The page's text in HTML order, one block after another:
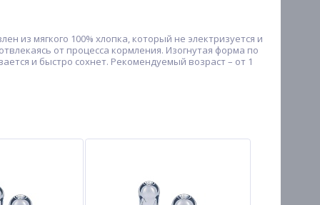
из мягкого 100% хлопка, который не электризуется и
от процесса кормления. Изогнутая форма по
и быстро сохнет. Рекомендуемый возраст – от 1